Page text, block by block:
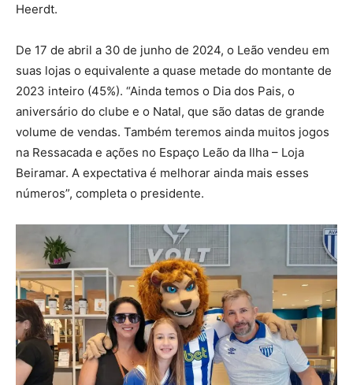
Heerdt.
De 17 de abril a 30 de junho de 2024, o Leão vendeu em
suas lojas o equivalente a quase metade do montante de
2023 inteiro (45%). “Ainda temos o Dia dos Pais, o
aniversário do clube e o Natal, que são datas de grande
volume de vendas. Também teremos ainda muitos jogos
na Ressacada e ações no Espaço Leão da Ilha – Loja
Beiramar. A expectativa é melhorar ainda mais esses
números”, completa o presidente.